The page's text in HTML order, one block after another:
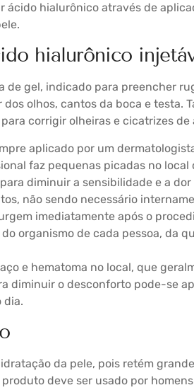
ácido hialurônico através de
hialurônico
gel, indicado para preencher
olhos, cantos da boca e testa.
corrigir olheiras e cicatrizes de
aplicado por um
faz pequenas picadas no local
diminuir a sensibilidade e a dor
não sendo necessário
imediatamente após o
organismo de cada pessoa, da
e hematoma no local, que
diminuir o desconforto pode-se
dia.
da pele, pois retém
deve ser usado por